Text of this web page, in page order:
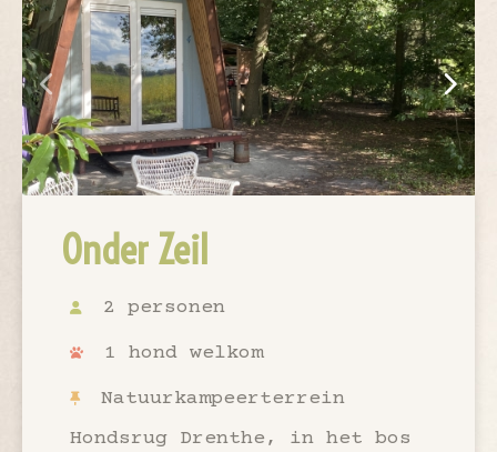
Onder Zeil
2 personen
1 hond welkom
Natuurkampeerterrein
Hondsrug Drenthe, in het bos